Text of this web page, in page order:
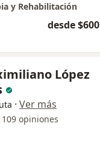
y Rehabilitación
desde $600
López
· Ver más
109 opiniones